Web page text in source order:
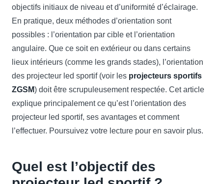
objectifs initiaux de niveau et d’uniformité d’éclairage.
En pratique, deux méthodes d’orientation sont
possibles : l’orientation par cible et l’orientation
angulaire. Que ce soit en extérieur ou dans certains
lieux intérieurs (comme les grands stades), l’orientation
des projecteur led sportif (voir les projecteurs sportifs
ZGSM) doit être scrupuleusement respectée. Cet article
explique principalement ce qu’est l’orientation des
projecteur led sportif, ses avantages et comment
l’effectuer. Poursuivez votre lecture pour en savoir plus.
Quel est l’objectif des